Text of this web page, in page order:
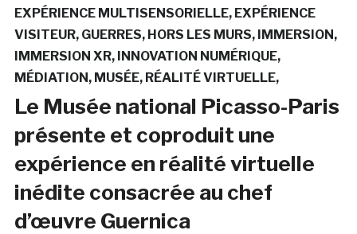
EXPÉRIENCE MULTISENSORIELLE EXPÉRIENCE
VISITEUR GUERRES HORS LES MURS IMMERSION
IMMERSION XR INNOVATION NUMÉRIQUE
MÉDIATION MUSÉE RÉALITÉ VIRTUELLE
Le Musée national Picasso-Paris
présente et coproduit une
expérience en réalité virtuelle
inédite consacrée au chef
d’œuvre Guernica